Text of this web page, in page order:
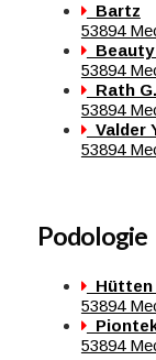
Bartz
53894
Beauty
53894
Rath G.
53894
Valder
53894
Podologie
Hütten
53894
53894